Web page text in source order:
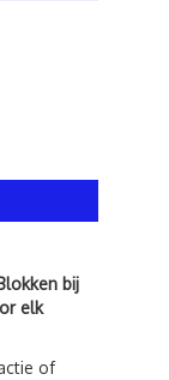
bij
elk
of